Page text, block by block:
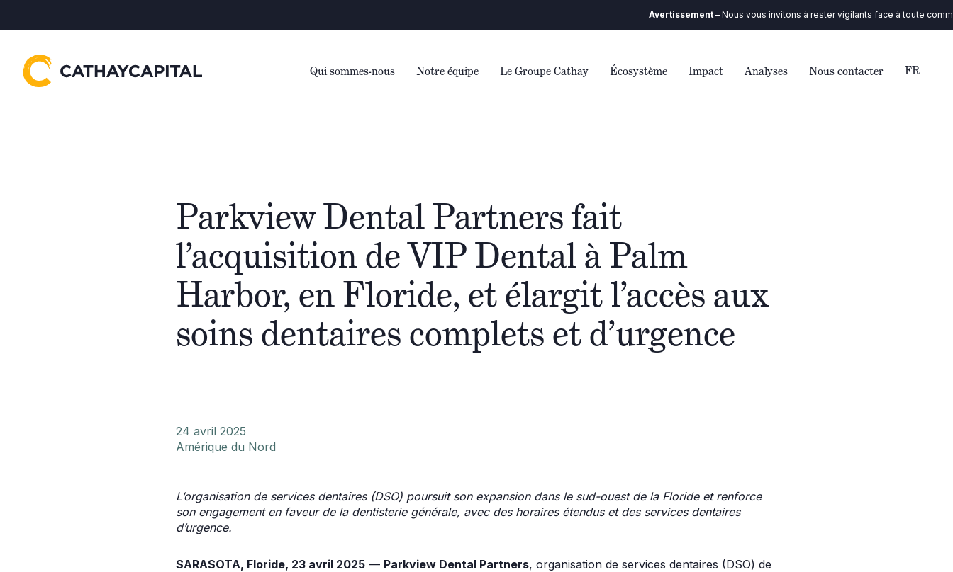
Avertissement– Nous vous invitons à rester vigilants face à toute
Qui sommes-nous Notre équipe Le Groupe Cathay Écosystème Impact Analyses Nous contacter FR
Parkview Dental Partners fait
l’acquisition de VIP Dental à Palm
Harbor, en Floride, et élargit l’accès aux
soins dentaires complets et d’urgence
24 avril 2025
Amérique du Nord
L’organisation de services dentaires (DSO) poursuit son expansion dans le sud-ouest de la Floride et renforce
son engagement en faveur de la dentisterie générale, avec des horaires étendus et des services dentaires
d’urgence.
SARASOTA, Floride, 23 avril 2025 — Parkview Dental Partners, organisation de services dentaires (DSO) de